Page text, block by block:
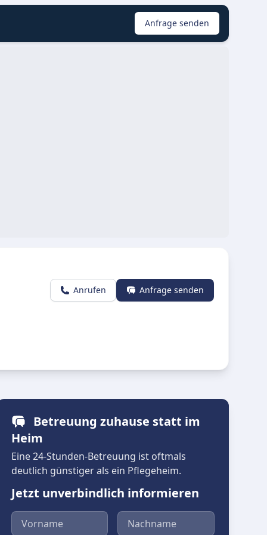
Anfrage senden
Anrufen Anfrage senden
Betreuung zuhause statt im
Heim
Eine 24-Stunden-Betreuung ist oftmals
deutlich günstiger als ein Pflegeheim.
Jetzt unverbindlich informieren
Vorname Nachname